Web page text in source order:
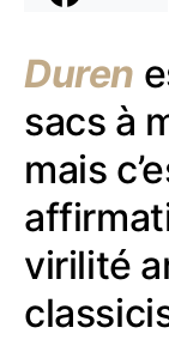
Duren
sacs à
mais
virilité